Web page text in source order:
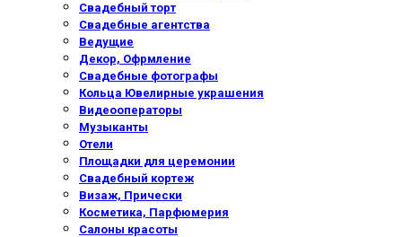
Свадебный торт
Свадебные агентства
Ведущие
Декор, Офрмление
Свадебные фотографы
Кольца Ювелирные украшения
Видеооператоры
Музыканты
Отели
Площадки для церемонии
Свадебный кортеж
Визаж, Прически
Косметика, Парфюмерия
Салоны красоты